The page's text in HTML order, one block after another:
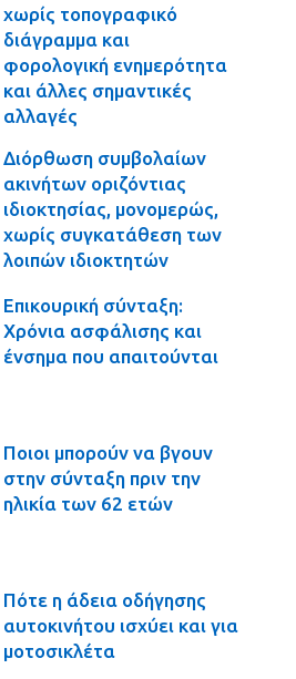
χωρίς τοπογραφικό
διάγραμμα και
φορολογική ενημερότητα
και άλλες σημαντικές
αλλαγές
Διόρθωση συμβολαίων
ακινήτων οριζόντιας
ιδιοκτησίας, μονομερώς,
χωρίς συγκατάθεση των
λοιπών ιδιοκτητών
Επικουρική σύνταξη:
Χρόνια ασφάλισης και
ένσημα που απαιτούνται
Ποιοι μπορούν να βγουν
στην σύνταξη πριν την
ηλικία των 62 ετών
Πότε η άδεια οδήγησης
αυτοκινήτου ισχύει και για
μοτοσικλέτα